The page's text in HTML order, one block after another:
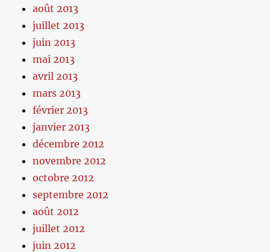
août 2013
juillet 2013
juin 2013
mai 2013
avril 2013
mars 2013
février 2013
janvier 2013
décembre 2012
novembre 2012
octobre 2012
septembre 2012
août 2012
juillet 2012
juin 2012